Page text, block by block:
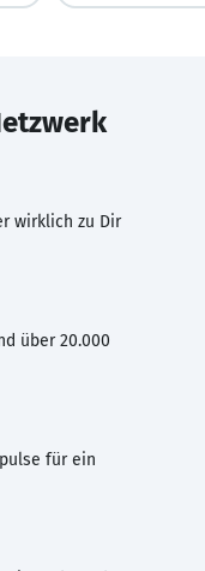
wirklich zu Dir
über 20.000
für ein